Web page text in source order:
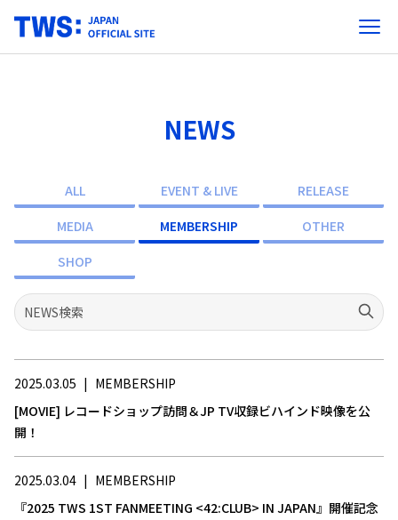
NEWS
ALL EVENT & LIVE
RELEASE
MEDIA
MEMBERSHIP
OTHER
SHOP
2025.03.05 | MEMBERSHIP
[MOVIE] レコードショップ訪問＆JP TV収録ビハインド映像を公
開！
2025.03.04 | MEMBERSHIP
『2025 TWS 1ST FANMEETING <42:CLUB> IN JAPAN』開催記念